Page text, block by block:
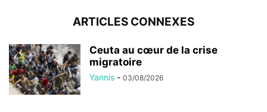
ARTICLES CONNEXES
Ceuta au cœur de la crise
migratoire
Yannis - 03/08/2026